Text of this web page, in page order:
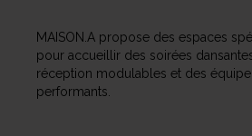
MAISON.A propose des espaces
pour accueillir des soirées
réception modulables et des
performants.